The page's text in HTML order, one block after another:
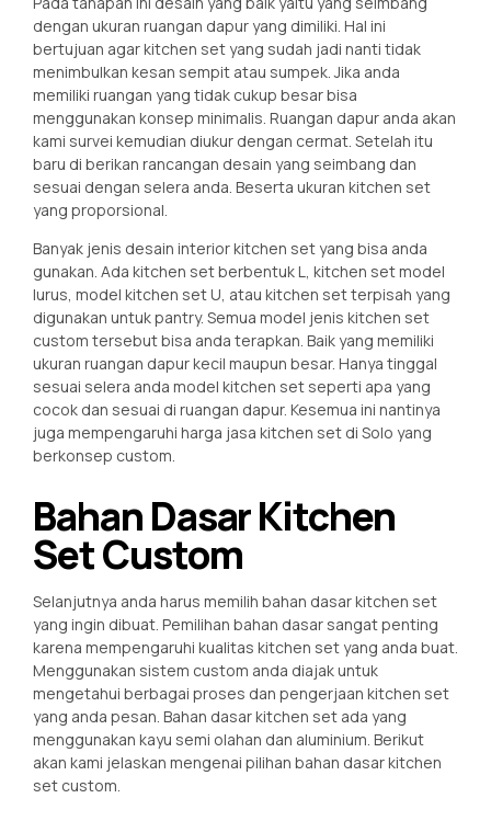
dengan ukuran ruangan dapur yang dimiliki. Hal ini
bertujuan agar kitchen set yang sudah jadi nanti tidak
menimbulkan kesan sempit atau sumpek. Jika anda
memiliki ruangan yang tidak cukup besar bisa
menggunakan konsep minimalis. Ruangan dapur anda akan
kami survei kemudian diukur dengan cermat. Setelah itu
baru di berikan rancangan desain yang seimbang dan
sesuai dengan selera anda. Beserta ukuran kitchen set
yang proporsional.
Banyak jenis desain interior kitchen set yang bisa anda
gunakan. Ada kitchen set berbentuk L, kitchen set model
lurus, model kitchen set U, atau kitchen set terpisah yang
digunakan untuk pantry. Semua model jenis kitchen set
custom tersebut bisa anda terapkan. Baik yang memiliki
ukuran ruangan dapur kecil maupun besar. Hanya tinggal
sesuai selera anda model kitchen set seperti apa yang
cocok dan sesuai di ruangan dapur. Kesemua ini nantinya
juga mempengaruhi harga jasa kitchen set di Solo yang
berkonsep custom.
Bahan Dasar Kitchen
Set Custom
Selanjutnya anda harus memilih bahan dasar kitchen set
yang ingin dibuat. Pemilihan bahan dasar sangat penting
karena mempengaruhi kualitas kitchen set yang anda buat.
Menggunakan sistem custom anda diajak untuk
mengetahui berbagai proses dan pengerjaan kitchen set
yang anda pesan. Bahan dasar kitchen set ada yang
menggunakan kayu semi olahan dan aluminium. Berikut
akan kami jelaskan mengenai pilihan bahan dasar kitchen
set custom.